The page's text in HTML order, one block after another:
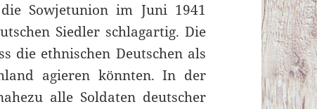
Sowjetunion im Juni 1941
Siedler schlagartig. Die
die ethnischen Deutschen als
agieren könnten. In der
alle Soldaten deutscher